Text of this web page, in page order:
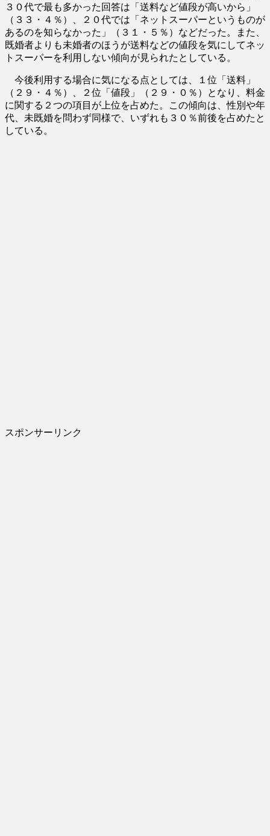
３０代で最も多かった回答は「送料など値段が高いから」
（３３・４％）、２０代では「ネットスーパーというものが
あるのを知らなかった」（３１・５％）などだった。また、
既婚者よりも未婚者のほうが送料などの値段を気にしてネッ
トスーパーを利用しない傾向が見られたとしている。
今後利用する場合に気になる点としては、１位「送料」
（２９・４％）、２位「値段」（２９・０％）となり、料金
に関する２つの項目が上位を占めた。この傾向は、性別や年
代、未既婚を問わず同様で、いずれも３０％前後を占めたと
している。
スポンサーリンク